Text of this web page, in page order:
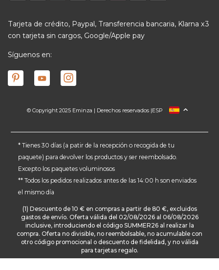
Tarjeta de crédito, Paypal, Transferencia bancaria, Klarna x3
con tarjeta sin cargos, Google/Apple pay
Síguenos en:
© Copyright 2025 Eminza | Derechos reservados |
FRANCIA
ALEMANIA
PAÍSES BAJOS
ESP
* Tienes 30 días (a patir de la recepción o recogida de tu
paquete) para devolver los productos y ser reembolsado.
Excepto los paquetes voluminosos
** Todos los pedidos realizados antes de las 14:00 h son enviados
el mismo día
(1) Descuento de 10 € en compras a partir de 80 €, excluidos
gastos de envío. Oferta válida del 02/08/2026 al 06/08/2026
inclusive, introduciendo el código SUMMER26 al realizar la
compra. Oferta no divisible, no reembolsable, no acumulable con
otro código promocional o descuento de fidelidad, y no válida
para tarjetas regalo.